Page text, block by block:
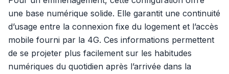
une base numérique solide. Elle garantit une continuité
d’usage entre la connexion fixe du logement et l’accès
mobile fourni par la 4G. Ces informations permettent
de se projeter plus facilement sur les habitudes
numériques du quotidien après l’arrivée dans la